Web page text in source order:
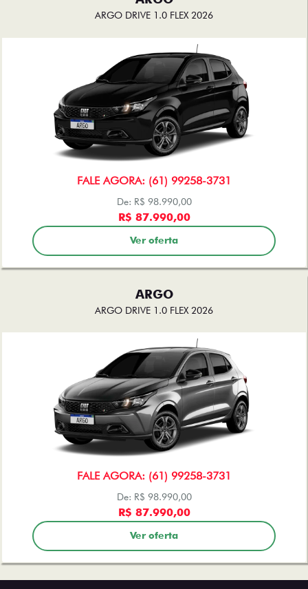
ARGO DRIVE 1.0 FLEX 2026
FALE AGORA: (61) 99258-3731
De: R$ 98.990,00
R$ 87.990,00
Ver oferta
ARGO
ARGO DRIVE 1.0 FLEX 2026
FALE AGORA: (61) 99258-3731
De: R$ 98.990,00
R$ 87.990,00
Ver oferta